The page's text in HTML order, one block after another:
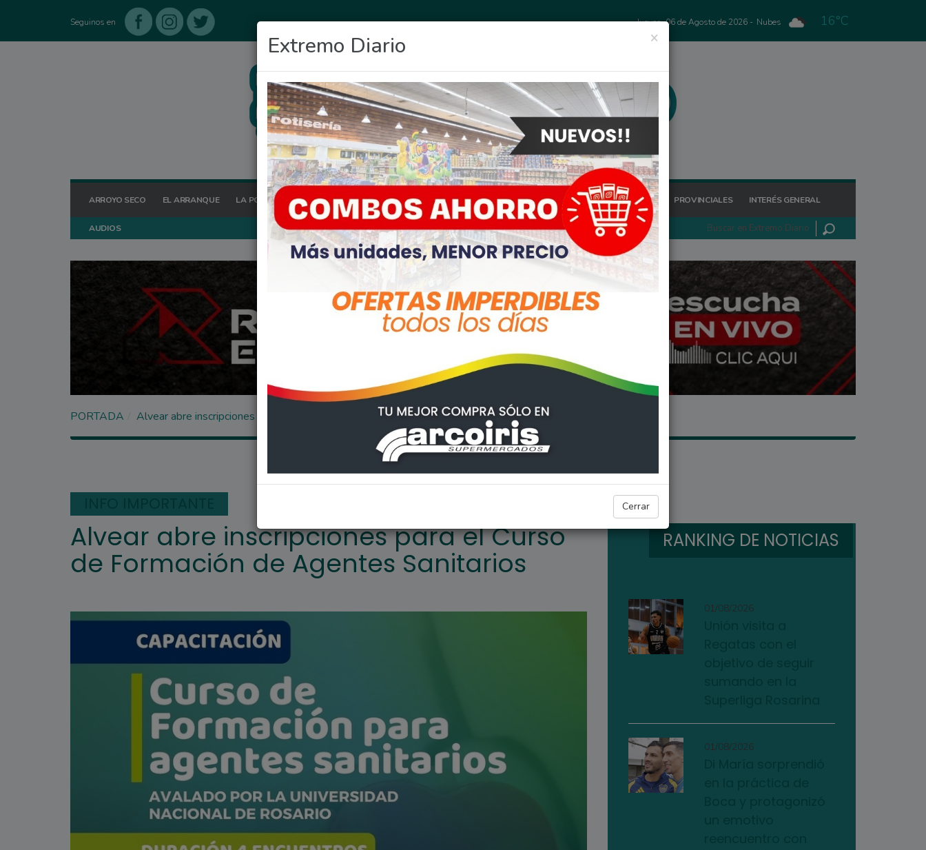
Seguinos en Jueves, 06 de Agosto de 2026 - Nubes 16°C
ARROYO SECO EL ARRANQUE LA POSTA HOY OCIO DEPORTES FIGHIERA GENERAL LAGOS POLICIALES REGIONALES PROVINCIALES INTERÉS GENERAL
AUDIOS
×
Extremo Diario
Cerrar
PORTADA Alvear abre inscripciones para el Curso de Formación de Agentes Sanitarios
REGIONALES
Alvear abre inscripciones para el Curso
de Formación de Agentes Sanitarios
RANKING DE NOTICIAS
01/08/2026
01/08/2026